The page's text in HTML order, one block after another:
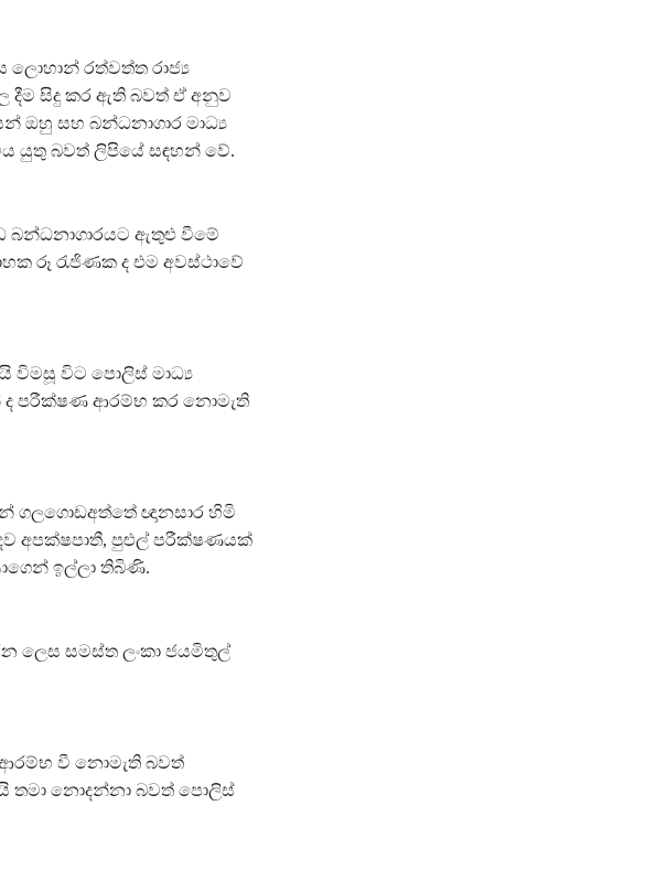
ලොහාන් රත්වත්ත රාජ්‍ය
දීම සිදු කර ඇති බවත් ඒ අනුව
ඔහු සහ බන්ධනාගාර මාධ්‍ය
යුතු බවත් ලිපියේ සඳහන් වේ.
බන්ධනාගාරයට ඇතුළු වීමේ
රූ රැජිණක ද එම අවස්ථාවේ
විමසූ විට පොලිස් මාධ්‍ය
ද පරීක්ෂණ ආරම්භ කර නොමැති
ගලගොඩඅත්තේ ඥානසාර හිමි
අපක්ෂපාතී, පුළුල් පරීක්ෂණයක්
ඉල්ලා තිබිණි.
ලෙස සමස්ත ලංකා ජයමිතුල්
වී නොමැති බවත්
තමා නොදන්නා බවත් පොලිස්